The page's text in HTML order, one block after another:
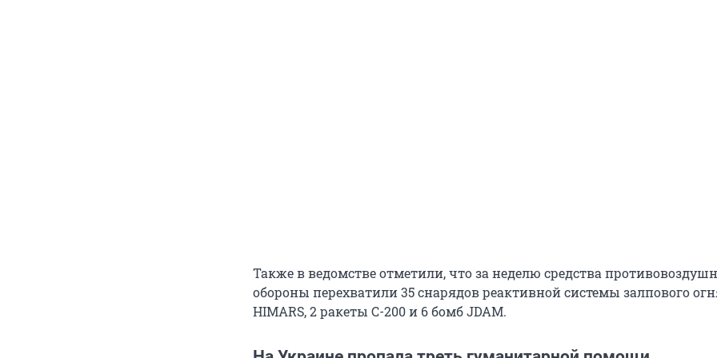
Также в ведомстве отметили, что за неделю средства
обороны перехватили 35 снарядов реактивной системы залпового
HIMARS, 2 ракеты С-200 и 6 бомб JDAM.